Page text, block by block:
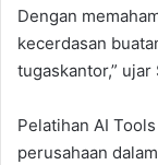
Dengan
kecerdasan
tugaskantor,” ujar
Pelatihan AI
perusahaan